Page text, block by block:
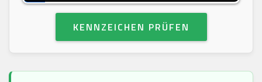
KENNZEICHEN PRÜFEN